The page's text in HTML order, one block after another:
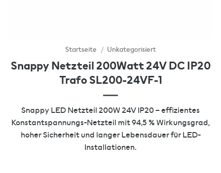
Startseite / Unkategorisiert
Snappy Netzteil 200Watt 24V DC IP20
Trafo SL200-24VF-1
Snappy LED Netzteil 200W 24V IP20 – effizientes
Konstantspannungs-Netzteil mit 94,5 % Wirkungsgrad,
hoher Sicherheit und langer Lebensdauer für LED-
Installationen.